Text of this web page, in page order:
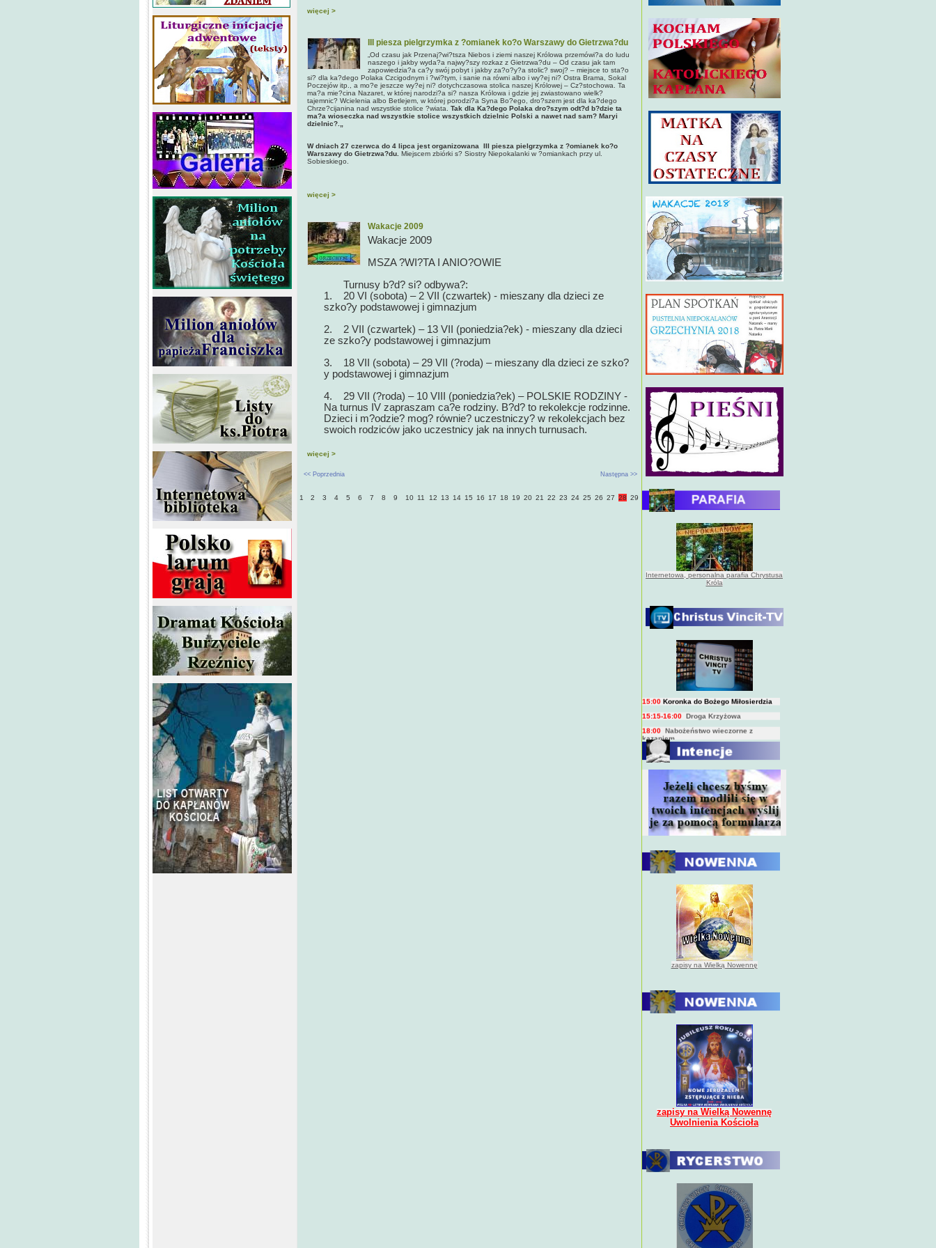
więcej >
III piesza pielgrzymka z ?omianek ko?o Warszawy do Gietrzwa?du
„Od czasu jak Przenaj?wi?tsza Niebos i ziemi naszej Królowa przemówi?a do ludu
naszego i jakby wyda?a najwy?szy rozkaz z Gietrzwa?du – Od czasu jak tam
zapowiedzia?a ca?y swój pobyt i jakby za?o?y?a stolic? swoj? – miejsce to sta?o
si? dla ka?dego Polaka Czcigodnym i ?wi?tym, i sanie na równi albo i wy?ej ni? Ostra Brama, Sokal
Poczejów itp., a mo?e jeszcze wy?ej ni? dotychczasowa stolica naszej Królowej – Cz?stochowa. Ta
ma?a mie?cina Nazaret, w której narodzi?a si? nasza Królowa i gdzie jej zwiastowano wielk?
tajemnic? Wcielenia albo Betlejem, w której porodzi?a Syna Bo?ego, dro?szem jest dla ka?dego
Chrze?cijanina nad wszystkie stolice ?wiata. Tak dla Ka?dego Polaka dro?szym odt?d b?dzie ta
ma?a wioseczka nad wszystkie stolice wszystkich dzielnic Polski a nawet nad sam? Maryi
dzielnic?.„
W dniach 27 czerwca do 4 lipca jest organizowana
III piesza pielgrzymka z ?omianek ko?o
Warszawy do Gietrzwa?du. Miejscem zbiórki s? Siostry Niepokalanki w ?omiankach przy ul.
Sobieskiego.
więcej >
Wakacje 2009
Wakacje 2009
MSZA ?WI?TA I ANIO?OWIE
Turnusy b?d? si? odbywa?:
1. 20 VI (sobota) – 2 VII (czwartek) - mieszany dla dzieci ze
szko?y podstawowej i gimnazjum
2. 2 VII (czwartek) – 13 VII (poniedzia?ek) - mieszany dla dzieci
ze szko?y podstawowej i gimnazjum
3. 18 VII (sobota) – 29 VII (?roda) – mieszany dla dzieci ze szko?
y podstawowej i gimnazjum
4. 29 VII (?roda) – 10 VIII (poniedzia?ek) – POLSKIE RODZINY -
Na turnus IV zapraszam ca?e rodziny. B?d? to rekolekcje rodzinne.
Dzieci i m?odzie? mog? równie? uczestniczy? w rekolekcjach bez
swoich rodziców jako uczestnicy jak na innych turnusach.
więcej >
<< Poprzednia Następna >>
1 2 3 4 5 6 7 8 9 10 11 12 13 14 15 16 17 18 19 20 21 22 23 24 25 26 27 28 29
Internetowa, personalna parafia Chrystusa
Króla
BIEŻĄCY PROGRAM TRANSMISJI
BEZPOŚREDNICH(na żywo)
Msza święta
Koronka do Bożego Miłosierdzia
15:15-16:00 Droga Krzyżowa
18:00 Nabożeństwo wieczorne z
kazaniem
10:00
Niedzielna Msza święta w miarę
możliwości ks. Piotra
zapisy na Wielką Nowennę
zapisy na Wielką Nowennę
Uwolnienia Kościoła